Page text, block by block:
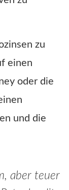
zu
einen
oder die
und die
aber teuer